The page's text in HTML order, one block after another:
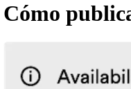
Cómo